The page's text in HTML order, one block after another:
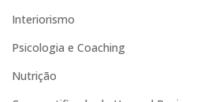
i
v
Interiorismo
Psicologia e Coaching
Nutrição